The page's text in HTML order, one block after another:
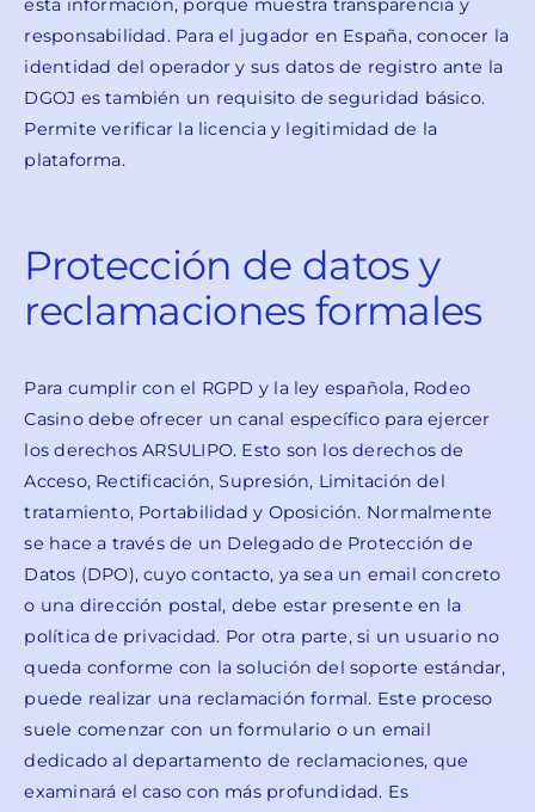
esta información, porque muestra transparencia y
responsabilidad. Para el jugador en España, conocer la
identidad del operador y sus datos de registro ante la
DGOJ es también un requisito de seguridad básico.
Permite verificar la licencia y legitimidad de la
plataforma.
Protección de datos y
reclamaciones formales
Para cumplir con el RGPD y la ley española, Rodeo
Casino debe ofrecer un canal específico para ejercer
los derechos ARSULIPO. Esto son los derechos de
Acceso, Rectificación, Supresión, Limitación del
tratamiento, Portabilidad y Oposición. Normalmente
se hace a través de un Delegado de Protección de
Datos (DPO), cuyo contacto, ya sea un email concreto
o una dirección postal, debe estar presente en la
política de privacidad. Por otra parte, si un usuario no
queda conforme con la solución del soporte estándar,
puede realizar una reclamación formal. Este proceso
suele comenzar con un formulario o un email
dedicado al departamento de reclamaciones, que
examinará el caso con más profundidad. Es